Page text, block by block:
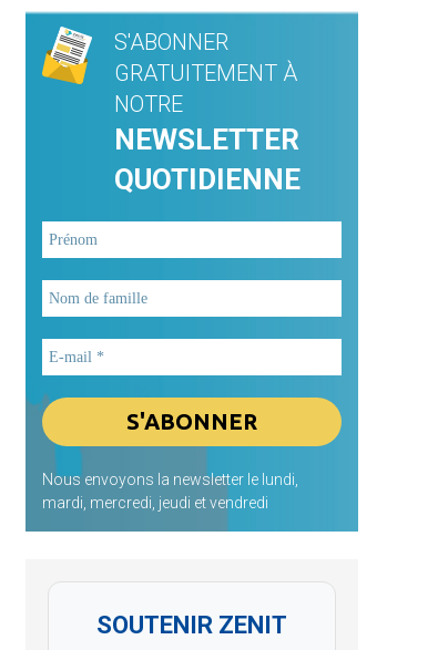
S'ABONNER
GRATUITEMENT À
NOTRE
NEWSLETTER
QUOTIDIENNE
Nous envoyons la newsletter le lundi,
mardi, mercredi, jeudi et vendredi
SOUTENIR ZENIT